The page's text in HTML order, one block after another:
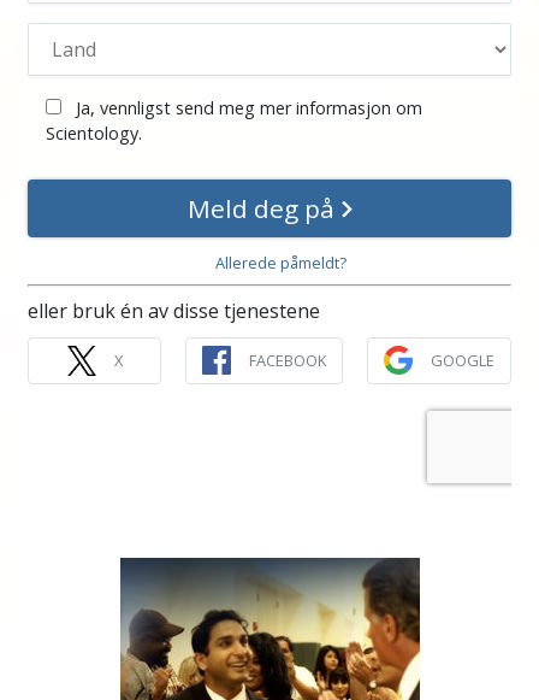
Ja, vennligst send meg mer informasjon om
Scientology.
Meld deg på
Allerede påmeldt?
eller bruk én av disse tjenestene
X FACEBOOK GOOGLE